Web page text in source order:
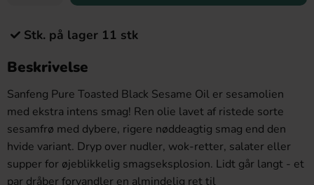
Stk. på lager 11 stk
Beskrivelse
Sanfeng Pure Toasted Black Sesame Oil er sesamolien
med ekstra intens smag! Ren olie lavet af ristede sorte
sesamfrø med dybere, rigere nøddeagtig smag end den
hvide variant. Dryp over nudler, wok-retter, salater eller
supper for øjeblikkelig smagseksplosion. Lidt går langt - et
par dråber forvandler en almindelig ret til